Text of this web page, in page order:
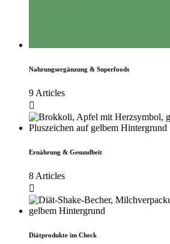
Nahrungsergänzung & Superfoods
9 Articles
Ernährung & Gesundheit
8 Articles
Diätprodukte im Check